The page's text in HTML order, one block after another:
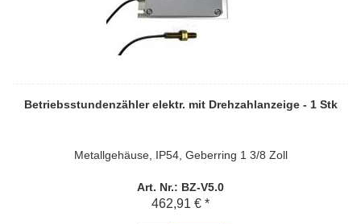
Betriebsstundenzähler elektr. mit Drehzahlanzeige - 1 Stk
Metallgehäuse, IP54, Geberring 1 3/8 Zoll
Art. Nr.: BZ-V5.0
462,91 € *